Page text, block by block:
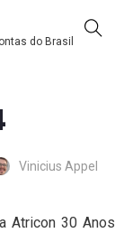
do Brasil
Vinicius Appel
Atricon 30 Anos